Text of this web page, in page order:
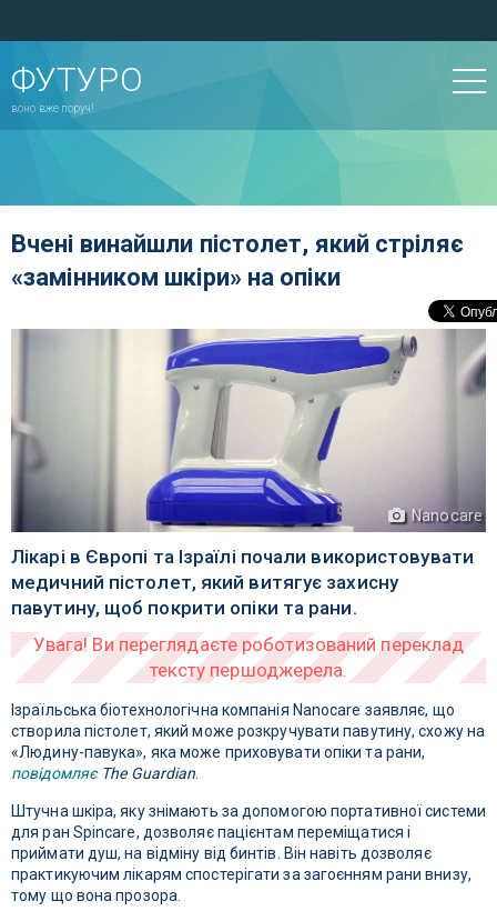
ФУТУРО
воно вже поруч!
Вчені винайшли пістолет, який стріляє
«замінником шкіри» на опіки
Nanocare
Лікарі в Європі та Ізраїлі почали використовувати
медичний пістолет, який витягує захисну
павутину, щоб покрити опіки та рани.
Ізраїльська біотехнологічна компанія Nanocare заявляє, що
створила пістолет, який може розкручувати павутину, схожу на
«Людину-павука», яка може приховувати опіки та рани,
повідомляє The Guardian.
Штучна шкіра, яку знімають за допомогою портативної системи
для ран Spincare, дозволяє пацієнтам переміщатися і
приймати душ, на відміну від бинтів. Він навіть дозволяє
практикуючим лікарям спостерігати за загоєнням рани внизу,
тому що вона прозора.